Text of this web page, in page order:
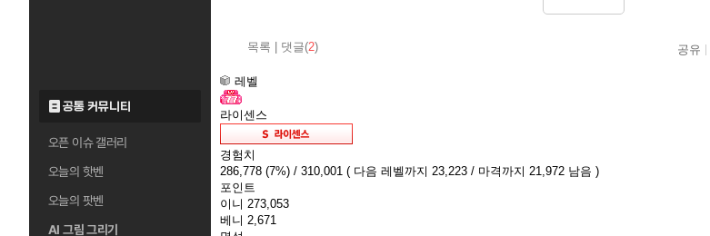
공통 커뮤니티
오픈 이슈 갤러리
오늘의 핫벤
오늘의 팟벤
AI 그림 그리기
목록 | 댓글(2) 공유
레벨
라이센스
경험치
286,778 (7%) / 310,001 ( 다음 레벨까지 23,223 / 마격까지 21,972 남음 )
포인트
이니 273,053
베니 2,671